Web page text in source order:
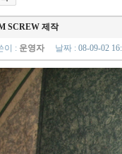
SCREW 제작
이 : 운영자 날짜 : 08-09-02